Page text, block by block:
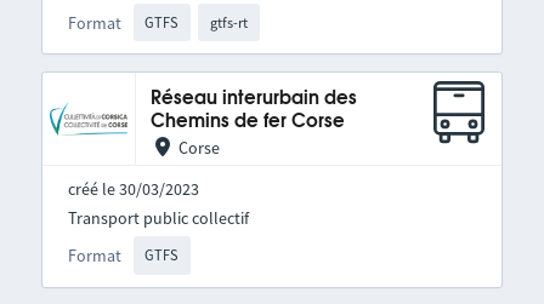
Format GTFS gtfs-rt
Réseau interurbain des
Chemins de fer Corse
Corse
créé le 30/03/2023
Format GTFS
Transport public collectif